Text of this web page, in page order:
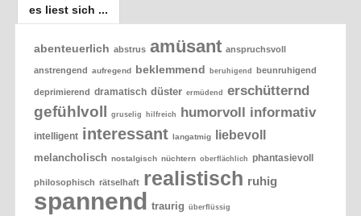
es liest sich ...
abenteuerlich abstrus amüsant anspruchsvoll
anstrengend aufregend beklemmend beruhigend beunruhigend
deprimierend dramatisch düster ermüdend erschütternd
gefühlvoll gruselig hilfreich humorvoll informativ
intelligent interessant langatmig liebevoll
melancholisch nostalgisch nüchtern oberflächlich phantasievoll
philosophisch rätselhaft realistisch ruhig
spannend traurig überflüssig